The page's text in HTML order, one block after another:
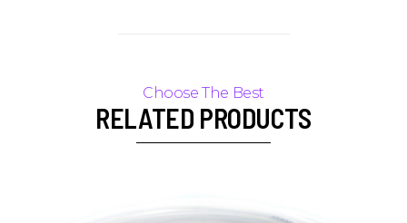
RELATED PRODUCTS